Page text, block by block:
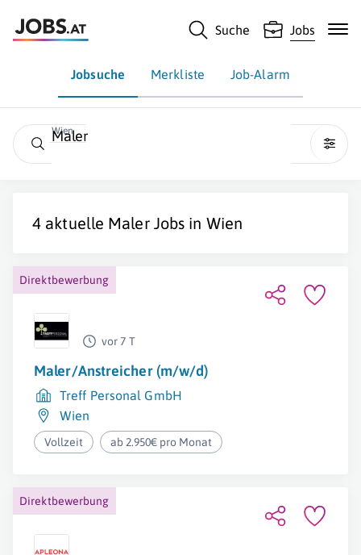
Suche Jobs
Jobsuche Merkliste Job-Alarm
Wien
Maler
4 aktuelle MalerJobs in Wien
Direktbewerbung
vor 7 T
Maler/Anstreicher (m/w/d)
Treff Personal GmbH
Wien
Vollzeit ab 2.950€ pro Monat
Direktbewerbung